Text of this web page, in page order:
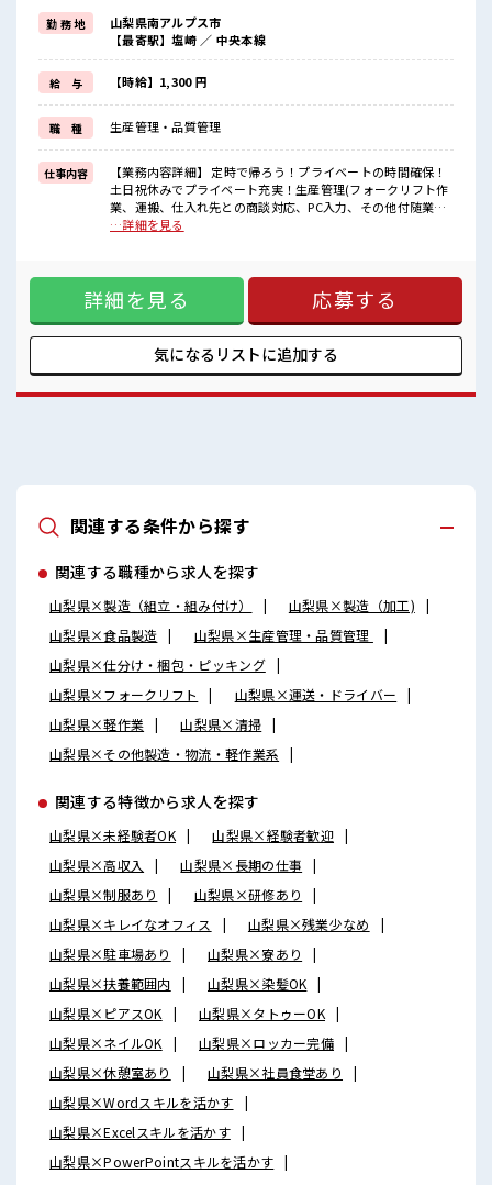
時間をしっかり確保できる、
残業基本ナシのお仕事♪
オンとオフをきっちり切り替えたい方にオススメ！
≪経験者優遇≫
これまでの経験を活かしませんか？
ブランクがあっても大丈夫♪
経験はちょっとだけ…という方もOK！
≪土日祝休のお仕事≫
家族や友人と一緒にプライベート満喫！
≪ラクラク制服アリ≫
制服があるので、
毎日の服装の悩み解消♪
持ち物が多いあなたにもぴったり☆
ロッカー付き職場♪
ピタっと定時退社！
残業は基本ナシ♪
あなたのスキルを活かしませんか？
勤 務 地
山梨県南アルプス市
【最寄駅】塩崎 ／ 中央本線
給 与 【時給】1,300 円
職 種 生産管理・品質管理
仕事内容
【業務内容詳細】 定時で帰ろう！プライベートの時間確保！
土日祝休みでプライベート充実！生産管理(フォークリフト作
業、運搬、仕入れ先との商談対応、PC入力、その他付随業務)
【取扱製品情報】 金属精密切削部品 ■お仕事PR ≪社員登用へ
間をしっかり確保できる、 残業基本ナシのお仕事♪ オンとオ
フをきっちり切り替えたい方にオススメ！ ≪経験者優遇≫ こ
れまでの経験を活かしませんか？ ブランクがあっても大丈夫
♪ 経験はちょっとだけ…という方もOK！ ≪土日祝休のお仕
事≫ 家族や友人と一緒にプライベート満喫！ ≪ラクラク制服
アリ≫ 制服があるので、 毎日の服装の悩み解消♪ ■職場の雰
あなたにもぴったり☆ ロッカー付き職場♪ ピタっと定時退
…詳細を見る
詳細を見る 応募する
気になるリストに追加する
関連する条件から探す
関連する職種から求人を探す
山梨県×製造（組立・組み付け）
山梨県×製造（加工)
山梨県×食品製造
山梨県×生産管理・品質管理
山梨県×仕分け・梱包・ピッキング
山梨県×フォークリフト
山梨県×運送・ドライバー
山梨県×軽作業
山梨県×清掃
山梨県×その他製造・物流・軽作業系
関連する特徴から求人を探す
山梨県×未経験者OK
山梨県×経験者歓迎
山梨県×高収入
山梨県×長期の仕事
山梨県×制服あり
山梨県×研修あり
山梨県×キレイなオフィス
山梨県×残業少なめ
山梨県×駐車場あり
山梨県×寮あり
山梨県×扶養範囲内
山梨県×染髪OK
山梨県×ピアスOK
山梨県×タトゥーOK
山梨県×ネイルOK
山梨県×ロッカー完備
山梨県×休憩室あり
山梨県×社員食堂あり
山梨県×Wordスキルを活かす
山梨県×Excelスキルを活かす
山梨県×PowerPointスキルを活かす